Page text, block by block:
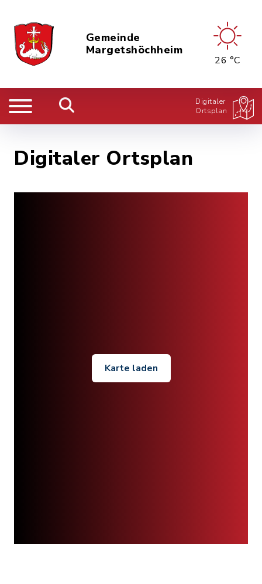
Gemeinde
Margetshöchheim
26 °C
Digitaler
Ortsplan
Digitaler Ortsplan
Karte laden